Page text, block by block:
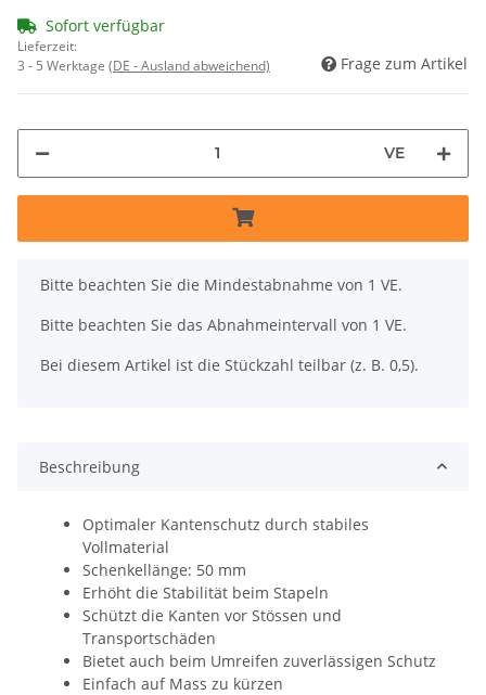
Sofort verfügbar
Lieferzeit:
3 - 5 Werktage (DE - Ausland abweichend) Frage zum Artikel
VE
x
Bitte beachten Sie die Mindestabnahme von 1 VE.
Bitte beachten Sie das Abnahmeintervall von 1 VE.
Bei diesem Artikel ist die Stückzahl teilbar (z. B. 0,5).
Beschreibung
Optimaler Kantenschutz durch stabiles
Vollmaterial
Schenkellänge: 50 mm
Erhöht die Stabilität beim Stapeln
Schützt die Kanten vor Stössen und
Transportschäden
Bietet auch beim Umreifen zuverlässigen Schutz
Einfach auf Mass zu kürzen